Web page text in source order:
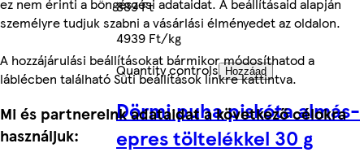
személyre tudjuk szabni a vásárlási élményedet az oldalon.
A hozzájárulási beállításokat bármikor módosíthatod a
láblécben található Süti beállítások linkre kattintva.
Mi és partnereink adataidat a következő célokra
használjuk:
889 Ft
4939 Ft/kg
Quantity controls
Hozzáad
Dörmi puha piskóta almás-
epres töltelékkel 30 g